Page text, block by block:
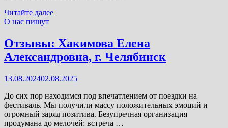
Отзывы:
Тихонова
Ивановна,
г.
Магнитогорск
Читайте далее
О нас пишут
Отзывы: Хакимова Елена
Александровна, г. Челябинск
13.08.202402.08.2025
До сих пор находимся под впечатлением от поездки на
фестиваль. Мы получили массу положительных эмоций и
огромный заряд позитива. Безупречная организация
продумана до мелочей: встреча …